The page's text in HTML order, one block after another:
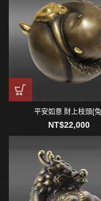
平安如意 財上枝頭(
NT$22,000